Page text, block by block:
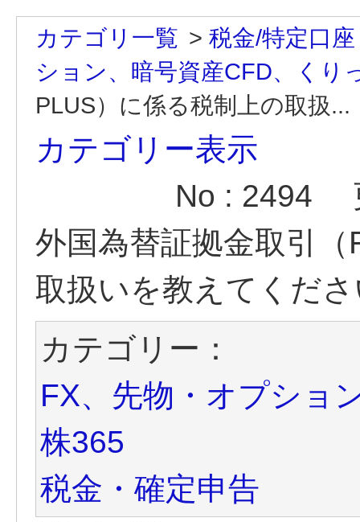
カテゴリ一覧 > 税金/特定口座
ション、暗号資産CFD、くり
PLUS）に係る税制上の取扱...
カテゴリー表示
No : 2494
外国為替証拠金取引
取扱いを教えてくだ
カテゴリー：
FX、先物・オプショ
株365
税金・確定申告